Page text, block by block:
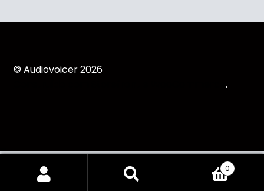
© Audiovoicer 2026
.
Pesquisar
0
Understanding the 12 Hour Working Rule: Legal
Implications & Compliance